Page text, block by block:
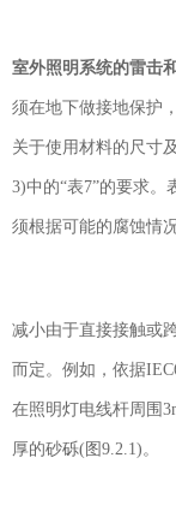
室外照明系统的雷击
须在地下做接地保护
关于使用材料的尺寸
3)中的“表7”的要求。
须根据可能的腐蚀情
减小由于直接接触或
而定。例如，依据
在照明灯电线杆周围
厚的砂砾( 图 9.2.1)。